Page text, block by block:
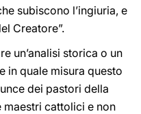
subiscono l’ingiuria, e
Creatore”.
un’analisi storica o un
in quale misura questo
dei pastori della
maestri cattolici e non